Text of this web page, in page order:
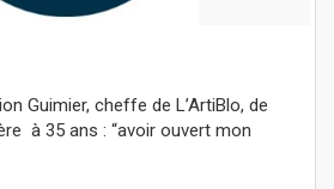
Guimier, cheffe de L’ArtiBlo, de
à 35 ans : “avoir ouvert mon